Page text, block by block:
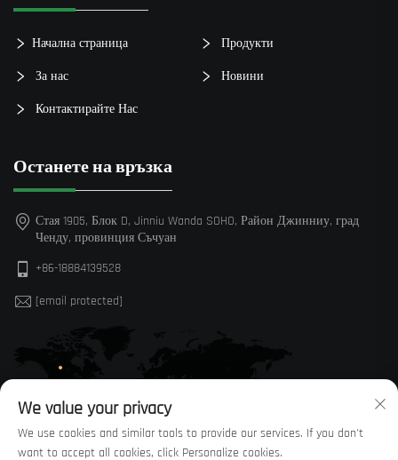
Начална страница Продукти
За нас Новини
Контактирайте Нас
Останете на връзка
Стая 1905, Блок D, Jinniu Wanda SOHO, Район Джинниу, град
Ченду, провинция Съчуан
+86-18884139528
[email protected]
We value your privacy
We use cookies and similar tools to provide our services. If you don't
want to accept all cookies, click Personalize cookies.